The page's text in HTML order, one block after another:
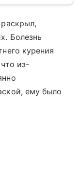
Болезнь
курения
из-
ему было